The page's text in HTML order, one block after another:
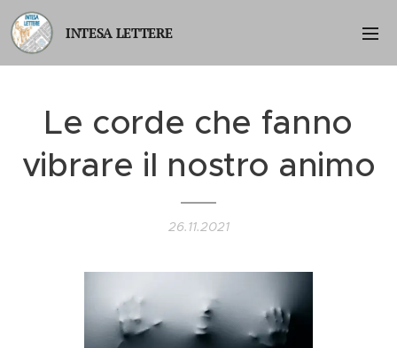
INTESA LETTERE
Le corde che fanno
vibrare il nostro animo
26.11.2021